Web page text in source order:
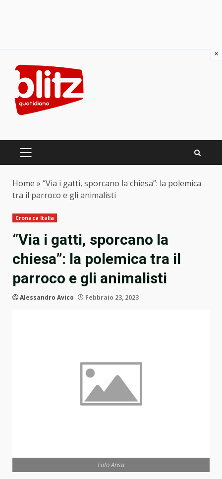
content
PRIMARY
Home » “Via i gatti, sporcano la chiesa”: la polemica
tra il parroco e gli animalisti
Cronaca Italia
“Via i gatti, sporcano la
chiesa”: la polemica tra il
parroco e gli animalisti
Alessandro Avico Febbraio 23, 2023
Foto Ansa
×